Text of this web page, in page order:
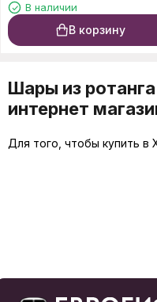
В наличии
В корзину
Шары из
интернет
Для того, чтобы купить в
интернет-магазина